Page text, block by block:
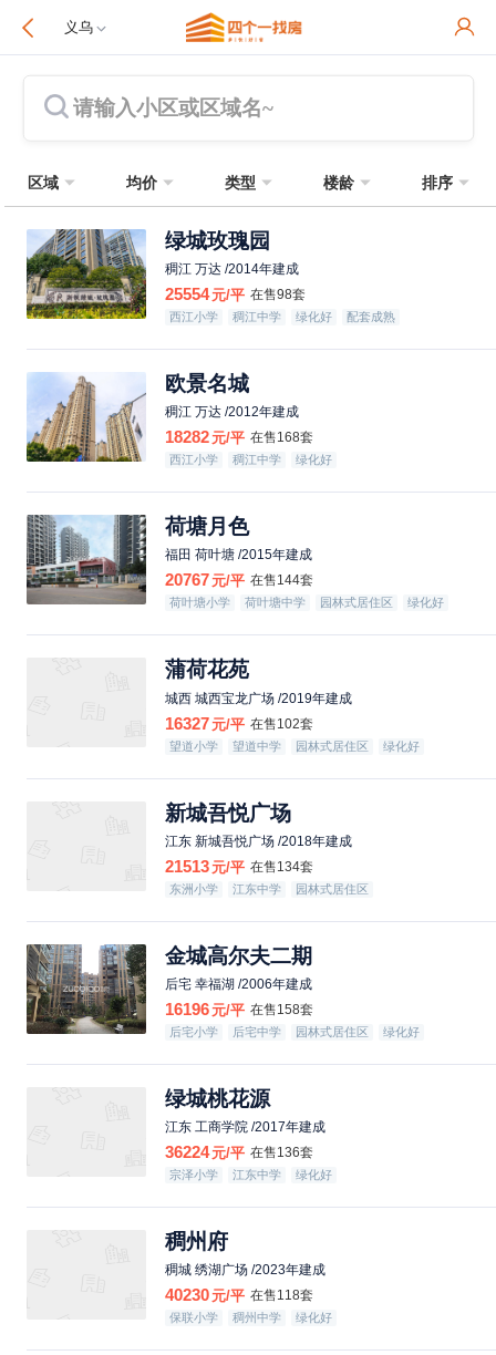
义乌
请输入小区或区域名~
区域 均价 类型 楼龄 排序
绿城玫瑰园
稠江 万达 /2014年建成
25554元/平 在售98套
西江小学 稠江中学 绿化好 配套成熟
欧景名城
稠江 万达 /2012年建成
18282元/平 在售168套
西江小学 稠江中学 绿化好
荷塘月色
福田 荷叶塘 /2015年建成
20767元/平 在售144套
荷叶塘小学 荷叶塘中学 园林式居住区 绿化好
蒲荷花苑
城西 城西宝龙广场 /2019年建成
16327元/平 在售102套
望道小学 望道中学 园林式居住区 绿化好
新城吾悦广场
江东 新城吾悦广场 /2018年建成
21513元/平 在售134套
东洲小学 江东中学 园林式居住区
金城高尔夫二期
后宅 幸福湖 /2006年建成
16196元/平 在售158套
后宅小学 后宅中学 园林式居住区 绿化好
绿城桃花源
江东 工商学院 /2017年建成
36224元/平 在售136套
宗泽小学 江东中学 绿化好
稠州府
稠城 绣湖广场 /2023年建成
40230元/平 在售118套
保联小学 稠州中学 绿化好